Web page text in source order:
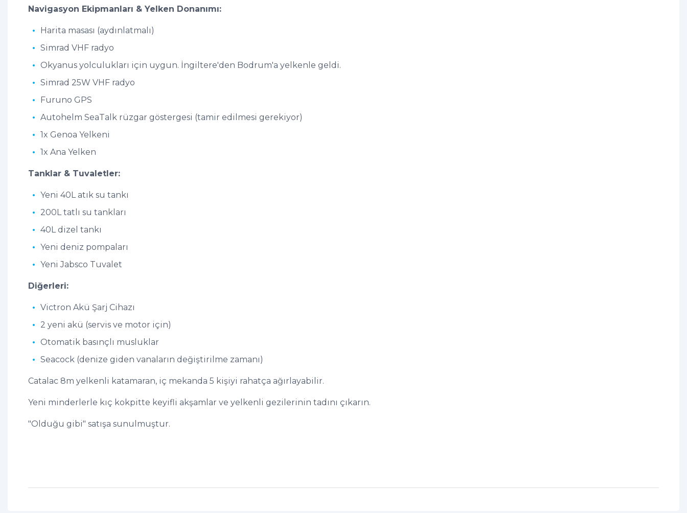
Navigasyon Ekipmanları & Yelken Donanımı:
Harita masası (aydınlatmalı)
Simrad VHF radyo
Okyanus yolculukları için uygun. İngiltere'den Bodrum'a yelkenle geldi.
Simrad 25W VHF radyo
Furuno GPS
Autohelm SeaTalk rüzgar göstergesi (tamir edilmesi gerekiyor)
1x Genoa Yelkeni
1x Ana Yelken
Tanklar & Tuvaletler:
Yeni 40L atık su tankı
200L tatlı su tankları
40L dizel tankı
Yeni deniz pompaları
Yeni Jabsco Tuvalet
Diğerleri:
Victron Akü Şarj Cihazı
2 yeni akü (servis ve motor için)
Otomatik basınçlı musluklar
Seacock (denize giden vanaların değiştirilme zamanı)
Catalac 8m yelkenli katamaran, iç mekanda 5 kişiyi rahatça ağırlayabilir.
Yeni minderlerle kıç kokpitte keyifli akşamlar ve yelkenli gezilerinin tadını çıkarın.
"Olduğu gibi" satışa sunulmuştur.